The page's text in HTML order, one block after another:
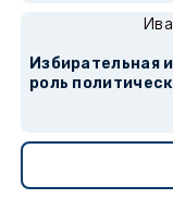
Избирательная
роль